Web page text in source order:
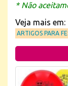
* Não
Veja mais em:
ARTIGOS PARA